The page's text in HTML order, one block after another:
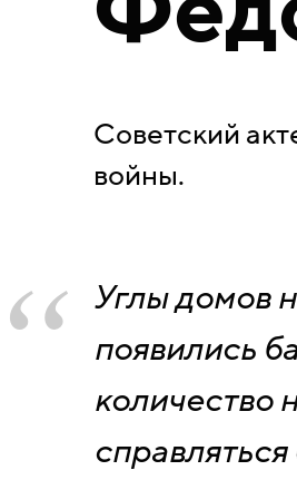
Советский
войны.
Углы домов
появились
количество